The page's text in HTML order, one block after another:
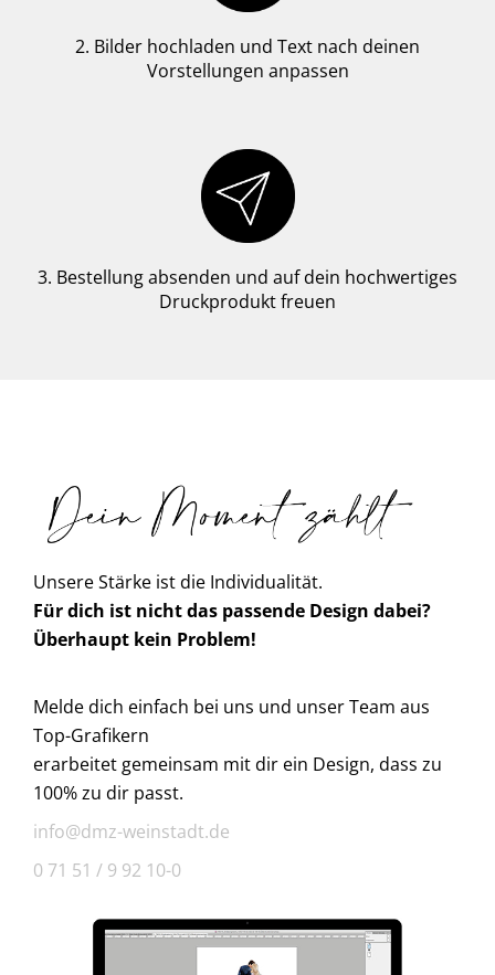
2. Bilder hochladen und Text nach deinen
Vorstellungen anpassen
3. Bestellung absenden und auf dein hochwertiges
Druckprodukt freuen
Unsere Stärke ist die Individualität.
Für dich ist nicht das passende Design dabei?
Überhaupt kein Problem!
Melde dich einfach bei uns und unser Team aus
Top-Grafikern
erarbeitet gemeinsam mit dir ein Design, dass zu
100% zu dir passt.
info@dmz-weinstadt.de
0 71 51 / 9 92 10-0